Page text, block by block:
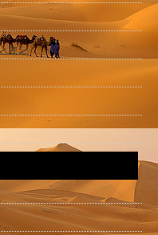
ョン